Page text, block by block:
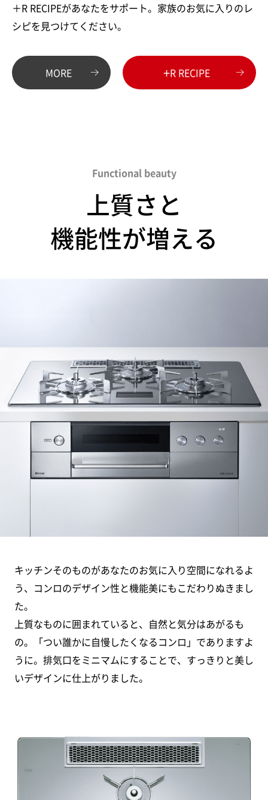
＋R RECIPEがあなたをサポート。家族のお気に入りのレ
シピを見つけてください。
MORE +R RECIPE
Functional beauty
上質さと
機能性が増える
キッチンそのものがあなたのお気に入り空間になれるよ
う、 コンロのデザイン性と機能美にもこだわりぬきまし
た。
上質なものに囲まれていると、自然と気分はあがるも
の。
「つい誰かに自慢したくなるコンロ」でありますよ
うに。 排気口をミニマムにすることで、 すっきりと美し
いデザインに仕上がりました。